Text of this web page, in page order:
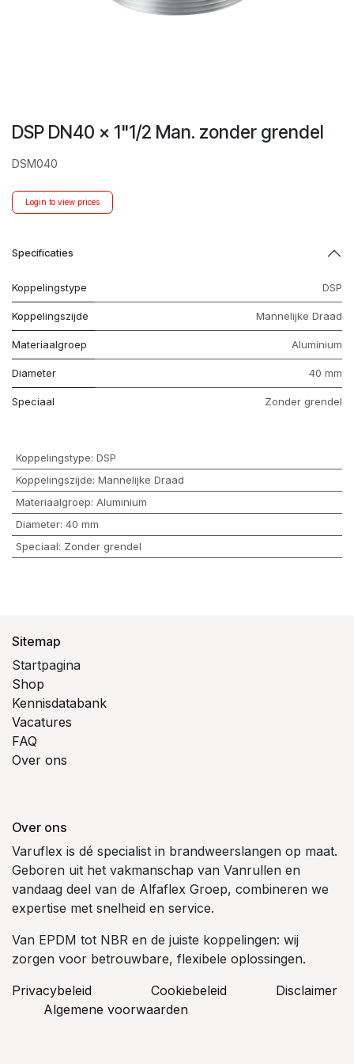
DSP DN40 x 1"1/2 Man. zonder grendel
DSM040
Login to view prices
Specificaties
Koppelingstype DSP
Koppelingszijde Mannelijke Draad
Materiaalgroep Aluminium
Diameter 40 mm
Speciaal Zonder grendel
Koppelingstype: DSP
Koppelingszijde: Mannelijke Draad
Materiaalgroep: Aluminium
Diameter: 40 mm
Speciaal: Zonder grendel
Sitemap
Startpagina
Shop
Kennisdatabank
Vacatures
FAQ
Over ons
Over ons
Varuflex is dé specialist in brandweerslangen op maat.
Geboren uit het vakmanschap van Vanrullen en
vandaag deel van de Alfaflex Groep, combineren we
expertise met snelheid en service.
Van EPDM tot NBR en de juiste koppelingen: wij
zorgen voor betrouwbare, flexibele oplossingen.
Privacybeleid
Cookiebeleid
​Disclaimer
Algemene voorwaarden